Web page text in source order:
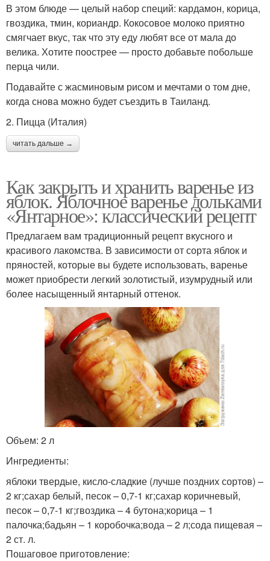
В этом блюде — целый набор специй: кардамон, корица,
гвоздика, тмин, кориандр. Кокосовое молоко приятно
смягчает вкус, так что эту еду любят все от мала до
велика. Хотите поострее — просто добавьте побольше
перца чили.
Подавайте с жасминовым рисом и мечтами о том дне,
когда снова можно будет съездить в Таиланд.
2. Пицца (Италия)
читать дальше →
Как закрыть и хранить варенье из
яблок. Яблочное варенье дольками
«Янтарное»: классический рецепт
Предлагаем вам традиционный рецепт вкусного и
красивого лакомства. В зависимости от сорта яблок и
пряностей, которые вы будете использовать, варенье
может приобрести легкий золотистый, изумрудный или
более насыщенный янтарный оттенок.
Объем: 2 л
Ингредиенты:
яблоки твердые, кисло-сладкие (лучше поздних сортов) –
2 кг;сахар белый, песок – 0,7-1 кг;сахар коричневый,
песок – 0,7-1 кг;гвоздика – 4 бутона;корица – 1
палочка;бадьян – 1 коробочка;вода – 2 л;сода пищевая –
2 ст. л.
Пошаговое приготовление: